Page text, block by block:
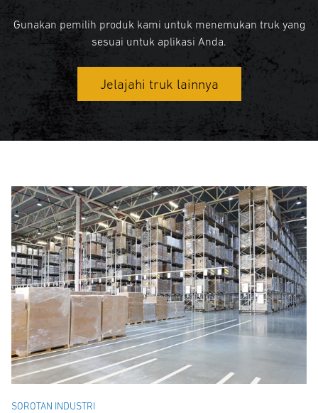
Gunakan pemilih produk kami untuk menemukan truk yang
sesuai untuk aplikasi Anda.
Jelajahi truk lainnya
SOROTAN INDUSTRI